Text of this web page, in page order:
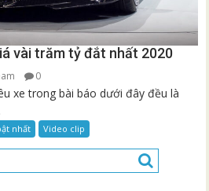
vài trăm tỷ đắt nhất 2020
0
xe trong bài báo dưới đây đều là
nhất Video clip